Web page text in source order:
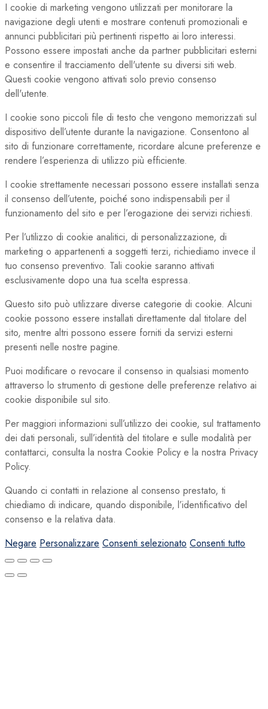
I cookie di marketing vengono utilizzati per monitorare la
navigazione degli utenti e mostrare contenuti promozionali e
annunci pubblicitari più pertinenti rispetto ai loro interessi.
Possono essere impostati anche da partner pubblicitari esterni
e consentire il tracciamento dell'utente su diversi siti web.
Questi cookie vengono attivati solo previo consenso
dell'utente.
I cookie sono piccoli file di testo che vengono memorizzati sul
dispositivo dell’utente durante la navigazione. Consentono al
sito di funzionare correttamente, ricordare alcune preferenze e
rendere l’esperienza di utilizzo più efficiente.
I cookie strettamente necessari possono essere installati senza
il consenso dell’utente, poiché sono indispensabili per il
funzionamento del sito e per l’erogazione dei servizi richiesti.
Per l’utilizzo di cookie analitici, di personalizzazione, di
marketing o appartenenti a soggetti terzi, richiediamo invece il
tuo consenso preventivo. Tali cookie saranno attivati
esclusivamente dopo una tua scelta espressa.
Questo sito può utilizzare diverse categorie di cookie. Alcuni
cookie possono essere installati direttamente dal titolare del
sito, mentre altri possono essere forniti da servizi esterni
presenti nelle nostre pagine.
Puoi modificare o revocare il consenso in qualsiasi momento
attraverso lo strumento di gestione delle preferenze relativo ai
cookie disponibile sul sito.
Per maggiori informazioni sull’utilizzo dei cookie, sul trattamento
dei dati personali, sull’identità del titolare e sulle modalità per
contattarci, consulta la nostra Cookie Policy e la nostra Privacy
Policy.
Quando ci contatti in relazione al consenso prestato, ti
chiediamo di indicare, quando disponibile, l’identificativo del
consenso e la relativa data.
Negare Personalizzare Consenti selezionato Consenti tutto